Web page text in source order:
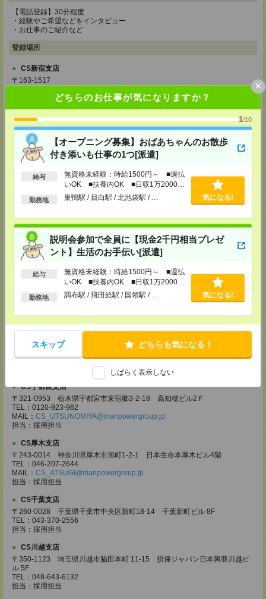
どちらのお仕事が気になりますか？
1/10
【オープニング募集】おばあちゃんのお散歩
付き添いも仕事の1つ[派遣]
給与
無資格未経験：時給1500円～ ■週払
いOK ■扶養内OK ■日収1万2000円
以上
勤務地 巣鴨駅 / 目白駅 / 北池袋駅 / … 気になる!
説明会参加で全員に【現金2千円相当プレゼ
ント】生活のお手伝い[派遣]
給与
無資格未経験：時給1500円～ ■週払
いOK ■扶養内OK ■日収1万2000円
以上
勤務地 調布駅 / 飛田給駅 / 国領駅 / … 気になる!
スキップ どちらも気になる！
しばらく表示しない
×
【電話登録】30分程度
・経験やご希望などをインタビュー
・お仕事のご紹介など
登録場所
CS新宿支店
〒163-1517
TEL：0120-659-458
MAIL：CS_SHINJUKU@manpowergroup.jp
担当：採用担当
CS立川支店
〒190-0012
東京都立川市曙町2-34-7 ファーレイーストビル 8F
TEL：0120-659-460
MAIL：CS_TACHIKAWA@manpowergroup.jp
担当：採用担当
CS横浜支店
神奈川県横浜市西区みなとみらい 2-2-1 横浜ランドマークタワー36F
TEL：0120-659-459
MAIL： CS_YOKOHAMA@manpowergroup.jp
担当：採用担当
〒330-0854 埼玉県さいたま市大宮区桜木町 1-10-16 シーノ大宮ノース
TEL：0120-769-355
MAIL：CS_OMIYA@manpowergroup.jp
〒370-0831 群馬県高崎市あら町167 高崎第一生命ビルディング11Ｆ
TEL：027-320-6558
MAIL：CS_TAKASAKI@manpowergroup.jp
CS宇都宮支店
〒321-0953 栃木県宇都宮市東宿郷3-2-18 高知穂ビル2Ｆ
TEL：0120-923-962
MAIL： CS_UTSUNOMIYA@manpowergroup.jp
担当：採用担当
CS厚木支店
〒243-0014 神奈川県厚木市旭町1-2-1 日本生命本厚木ビル4階
TEL：046-207-2644
MAIL： CS_ATSUGI@manpowergroup.jp
担当：採用担当
CS千葉支店
〒260-0028 千葉県千葉市中央区新町18-14 千葉新町ビル 8F
TEL：043-370-2556
担当：採用担当
CS川越支店
〒350-1123 埼玉県川越市脇田本町 11-15 損保ジャパン日本興亜川越ビ
ル 5F
TEL：048-643-6132
担当：採用担当